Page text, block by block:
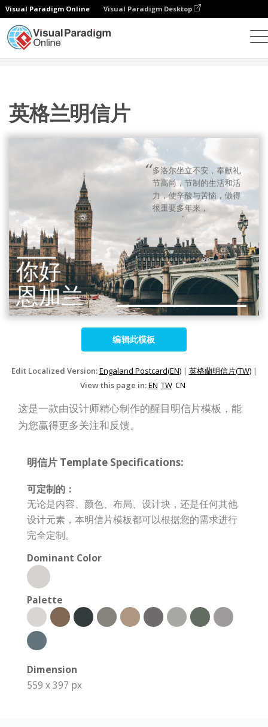
Visual Paradigm Online Visual Paradigm Desktop
英格兰明信片
编辑此模板
Edit Localized Version:Engaland Postcard(EN)| 英格蘭明信片(TW)|
View this page in:EN TW CN
这是一款由设计师精心制作的醒目明信片模板，能
为您赢得更多关注和反馈。
明信片 Template Specifications:
可定制的：
无论是内容、颜色、布局、设计块，还是任何其他
设计元素，本明信片模板都可以根据您的需求进行
完全定制。
Dominant Color
Palette
Dimension
559 x 397 px